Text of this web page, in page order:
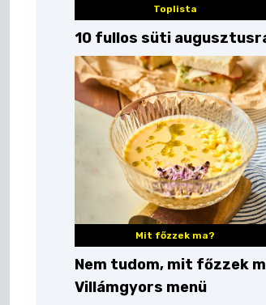
Toplista
10 fullos süti
Mit főzzek ma?
Nem tudom, mit főzzek
Villámgyors menü